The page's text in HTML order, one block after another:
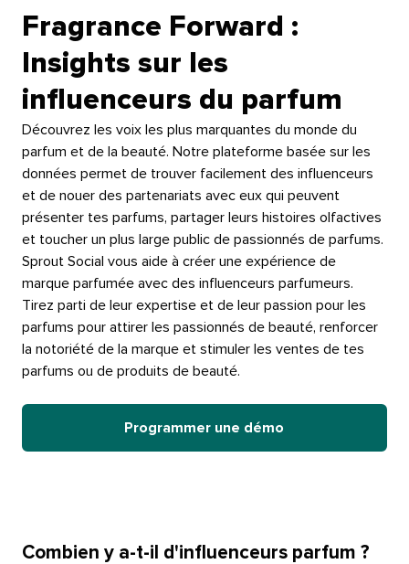
Fragrance Forward :
Insights sur les
influenceurs du parfum​​
Découvrez les voix les plus marquantes du monde du
parfum et de la beauté. Notre plateforme basée sur les
données permet de trouver facilement des influenceurs
et de nouer des partenariats avec eux qui peuvent
présenter tes parfums, partager leurs histoires olfactives
et toucher un plus large public de passionnés de parfums.​​
Sprout Social vous aide à créer une expérience de
marque parfumée avec des influenceurs parfumeurs.
Tirez parti de leur expertise et de leur passion pour les
parfums pour attirer les passionnés de beauté, renforcer
la notoriété de la marque et stimuler les ventes de tes
parfums ou de produits de beauté.​​
Programmer une démo​​
Combien y a-t-il d'influenceurs parfum ?​​